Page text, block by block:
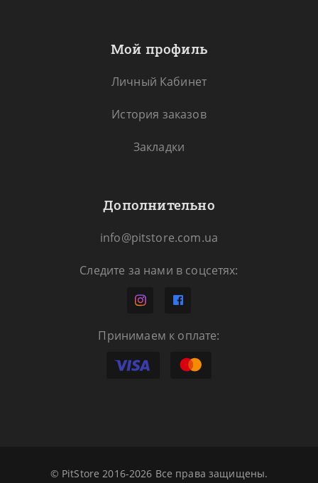
Мой профиль
Личный Кабинет
История заказов
Закладки
Дополнительно
info@pitstore.com.ua
Следите за нами в соцсетях:
Принимаем к оплате:
© PitStore 2016-2026 Все права защищены.